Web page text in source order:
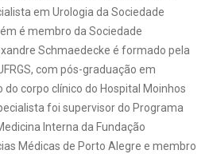
em Urologia da Sociedade
é membro da Sociedade
Schmaedecke é formado pela
com pós-graduação em
corpo clínico do Hospital Moinhos
foi supervisor do Programa
Interna da Fundação
Médicas de Porto Alegre e membro